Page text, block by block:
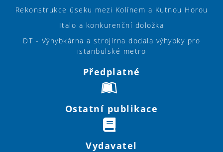
Rekonstrukce úseku mezi Kolínem a Kutnou Horou
Italo a konkurenční doložka
DT - Výhybkárna a strojírna dodala výhybky pro
istanbulské metro
Předplatné
Ostatní publikace
Vydavatel